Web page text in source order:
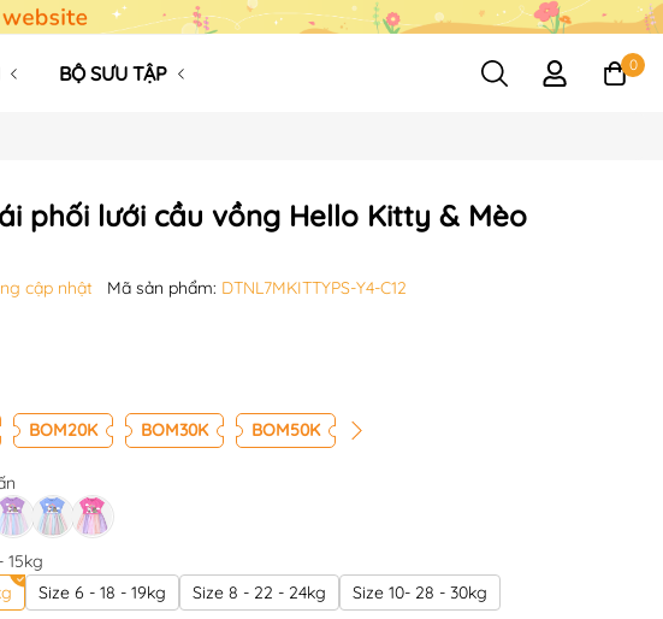
BỘ SƯU TẬP 0
phối lưới cầu vồng Hello Kitty & Mèo
cập nhật Mã sản phẩm: DTNL7MKITTYPS-Y4-C12
BOM20K BOM30K BOM50K
15kg
Size 6 - 18 - 19kg Size 8 - 22 - 24kg Size 10- 28 - 30kg